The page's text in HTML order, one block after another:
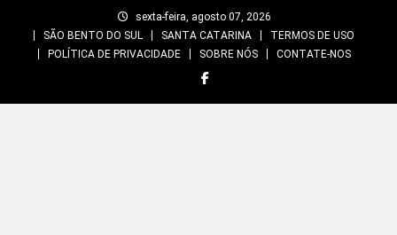
sexta-feira, agosto 07, 2026
SÃO BENTO DO SUL
SANTA CATARINA
TERMOS DE USO
POLÍTICA DE PRIVACIDADE
SOBRE NÓS CONTATE-NOS